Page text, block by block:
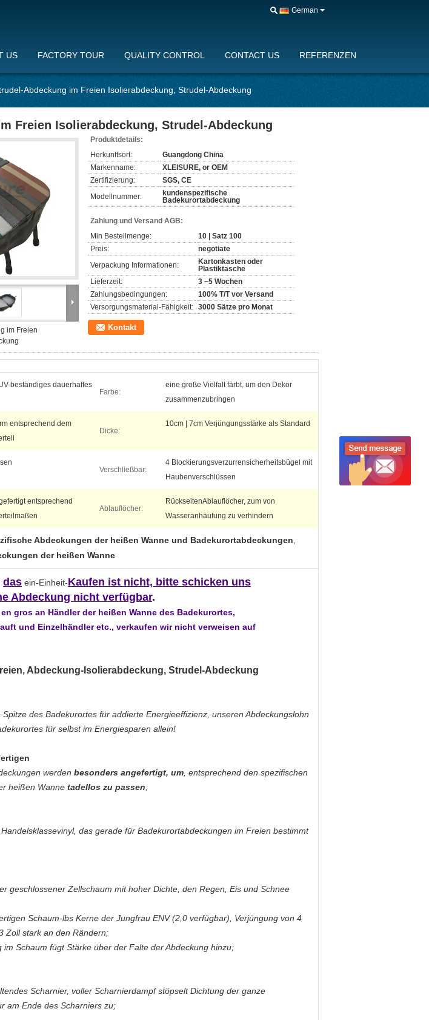
German
US FACTORY TOUR QUALITY CONTROL CONTACT US REFERENZEN
Abdeckung im Freien Isolierabdeckung, Strudel-Abdeckung
Freien Isolierabdeckung, Strudel-Abdeckung
im Freien
Produktdetails:
Herkunftsort:
Guangdong China
Markenname:
XLEISURE, or OEM
Zertifizierung:
SGS, CE
Modellnummer:
kundenspezifische
Badekurortabdeckung
Zahlung und Versand AGB:
Min Bestellmenge:
10 | Satz 100
Preis:
negotiate
Verpackung Informationen:
Kartonkasten oder
Plastiktasche
Lieferzeit:
3 ~5 Wochen
Zahlungsbedingungen:
100% T/T vor Versand
Versorgungsmaterial-Fähigkeit: 3000 Sätze pro Monat
Kontakt
beständiges dauerhaftes
Farbe:
eine große Vielfalt färbt, um den Dekor
zusammenzubringen
entsprechend dem
Dicke:
10cm | 7cm Verjüngungsstärke als Standard
Verschließbar:
4 Blockierungsverzurrensicherheitsbügel mit
Haubenverschlüssen
entsprechend
Ablauflöcher:
RückseitenAblauflöcher, zum von
Wasseranhäufung zu verhindern
Abdeckungen der heißen Wanne und Badekurortabdeckungen,
der heißen Wanne
das ein-Einheit-Kaufen ist nicht, bitte schicken uns
Abdeckung nicht verfügbar.
gros an Händler der heißen Wanne des Badekurortes,
und Einzelhändler etc., verkaufen wir nicht verweisen auf
Abdeckung-Isolierabdeckung, Strudel-Abdeckung
des Badekurortes für addierte Energieeffizienz, unseren Abdeckungslohn
für selbst im Energiesparen allein!
werden besonders angefertigt, um , entsprechend den spezifischen
heißen Wanne tadellos zu passen;
das gerade für Badekurortabdeckungen im Freien bestimmt
geschlossener Zellschaum mit hoher Dichte, den Regen, Eis und Schnee
Schaum-lbs Kerne der Jungfrau ENV (2,0 verfügbar), Verjüngung von 4
Zoll stark an den Rändern;
im Schaum fügt Stärke über der Falte der Abdeckung hinzu;
Scharnier, voller Scharnierdampf stöpselt Dichtung der ganze
am Ende des Scharniers zu;